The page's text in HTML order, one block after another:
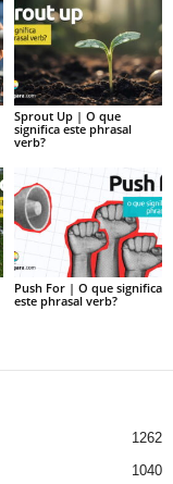
Sprout Up | O que
significa este phrasal
verb?
Push For | O que significa
este phrasal verb?
1262
1040